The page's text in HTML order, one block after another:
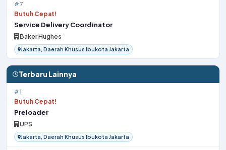
#7
Butuh Cepat!
Service Delivery Coordinator
Baker Hughes
Jakarta, Daerah Khusus Ibukota Jakarta
Terbaru Lainnya
#1
Butuh Cepat!
Preloader
UPS
Jakarta, Daerah Khusus Ibukota Jakarta